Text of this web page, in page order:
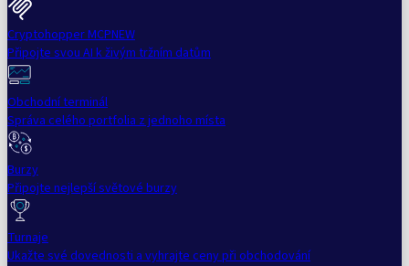
Cryptohopper MCPNEW
Připojte svou AI k živým tržním datům
Obchodní terminál
Správa celého portfolia z jednoho místa
Burzy
Připojte nejlepší světové burzy
Turnaje
Ukažte své dovednosti a vyhrajte ceny při obchodování